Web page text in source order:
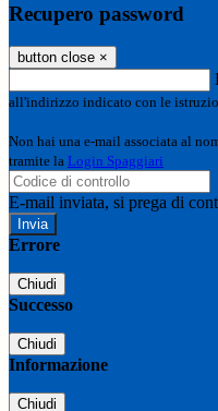
Recupero password
button close ×
all'indirizzo indicato con le
Non hai una e-mail associata al
tramite la Login Spaggiari
E-mail inviata, si prega di
Errore
Chiudi
Successo
Chiudi
Informazione
Chiudi